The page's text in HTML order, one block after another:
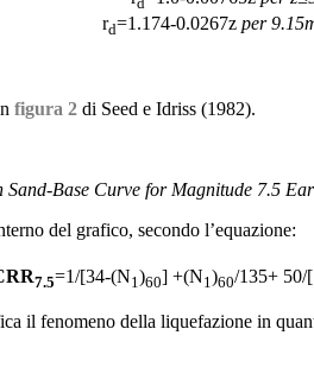
rd=1.174-0.0267z per
figura 2 di Seed e Idriss (1982).
Sand-Base Curve for Magnitude 7.5
del grafico, secondo l’equazione:
7.5=1/[34-(N1 )60] +(N1 )60/135+ 50/
il fenomeno della liquefazione in